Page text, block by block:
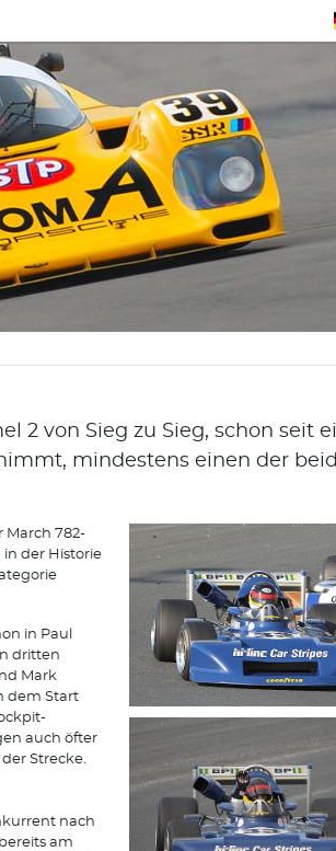
2 von Sieg zu Sieg, schon seit
mindestens einen der
March 782-
in der Historie
in Paul
dritten
Mark
dem Start
auch öfter
Strecke.
nach
am